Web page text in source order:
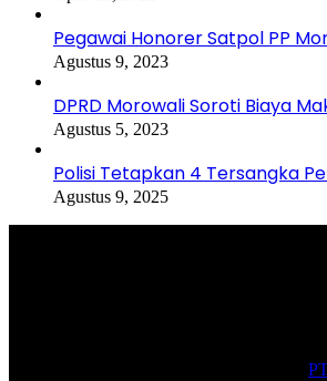
Pegawai Honorer Satpol PP
Agustus 9, 2023
DPRD Morowali Soroti Biaya
Agustus 5, 2023
Polisi Tetapkan 4 Tersangka
Agustus 9, 2025